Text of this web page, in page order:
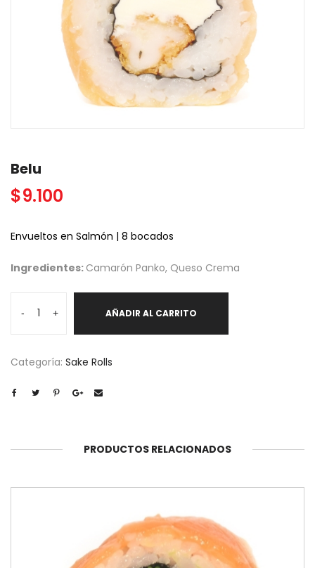
Belu
$9.100
Envueltos en Salmón | 8 bocados
Ingredientes: Camarón Panko, Queso Crema
-
cantidad+ AÑADIR AL CARRITO
Categoría: Sake Rolls
PRODUCTOS RELACIONADOS